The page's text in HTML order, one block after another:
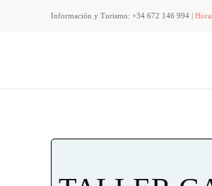
Información y Turismo: +34 672 146 994 |